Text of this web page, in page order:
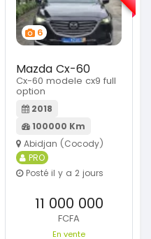
6
Mazda Cx-60
Cx-60 modele cx9 full
option
2018
100000 Km
Abidjan (Cocody)
PRO
Posté il y a 2 jours
11 000 000
FCFA
En vente